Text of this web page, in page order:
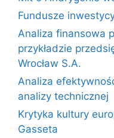
Fundusze
Analiza finansowa
przykładzie
Wrocław S.A.
Analiza
analizy technicznej
Krytyka kultury
Gasseta